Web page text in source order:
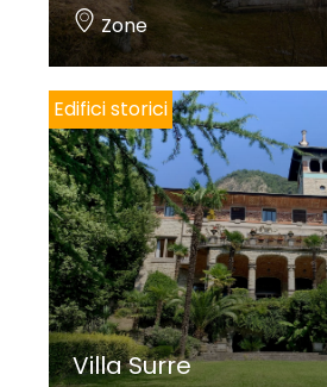
Zone
Edifici storici
Villa Surre